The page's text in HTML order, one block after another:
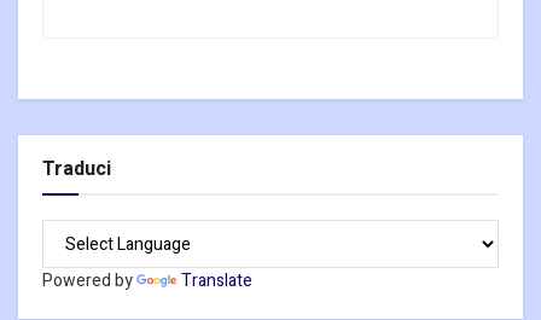
Traduci
Powered by Translate